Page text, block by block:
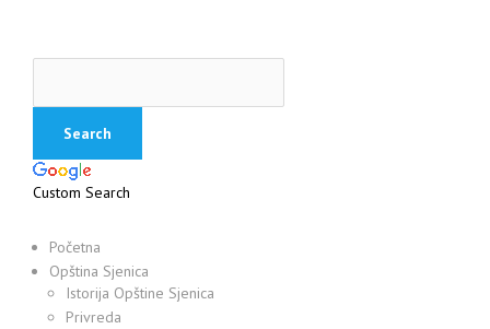
Custom Search
Početna
Opština Sjenica
Istorija Opštine Sjenica
Privreda